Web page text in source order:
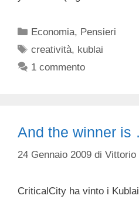
Categorie
Economia, Pensieri
Tag
creatività, kublai
1 commento
And the winner is
24 Gennaio 2009 di Vittorio
CriticalCity ha vinto i